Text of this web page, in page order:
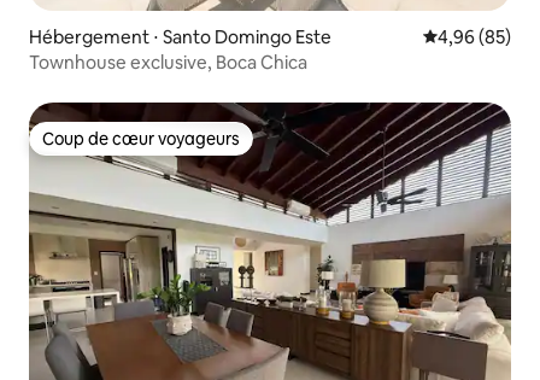
Hébergement ⋅ Santo Domingo Este Évaluation
4,96 (85)
Townhouse exclusive, Boca Chica
Coup de cœur voyageurs
Coup de cœur voyageurs